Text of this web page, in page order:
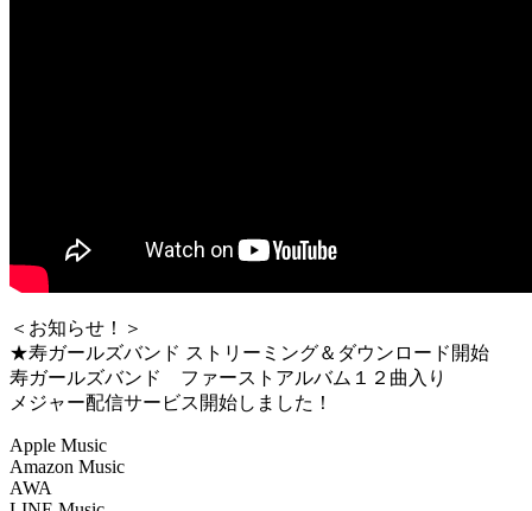
＜お知らせ！＞
★寿ガールズバンド ストリーミング＆ダウンロード開始
寿ガールズバンド ファーストアルバム１２曲入り
メジャー配信サービス開始しました！
Apple Music
Amazon Music
AWA